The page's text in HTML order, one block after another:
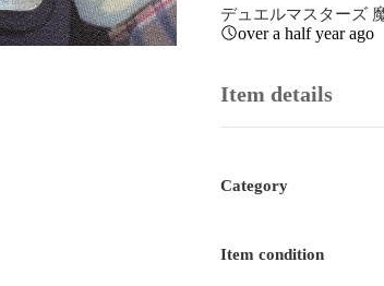
デュエルマスターズ
over a half year ago
Item details
Category
Item condition